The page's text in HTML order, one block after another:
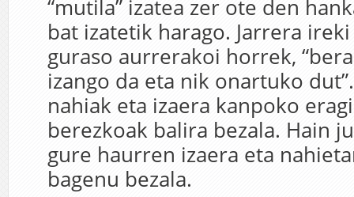
“mutila” izatea zer ote den
bat izatetik harago. Jarrera
guraso aurrerakoi horrek,
izango da eta nik onartuko
nahiak eta izaera kanpoko
berezkoak balira bezala. Hain
gure haurren izaera eta
bagenu bezala.